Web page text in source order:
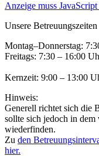
Anzeige muss
Unsere Betreuungszeiten
Montag–Donnerstag:
Freitags: 7:30 – 16:00
Kernzeit: 9:00 – 13:00
Hinweis:
Generell richtet sich die
sollte sich jedoch in
wiederfinden.
Zu den
hier.